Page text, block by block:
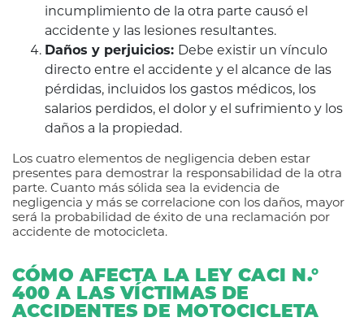
incumplimiento de la otra parte causó el
accidente y las lesiones resultantes.
Daños y perjuicios: Debe existir un vínculo
directo entre el accidente y el alcance de las
pérdidas, incluidos los gastos médicos, los
salarios perdidos, el dolor y el sufrimiento y los
daños a la propiedad.
Los cuatro elementos de negligencia deben estar
presentes para demostrar la responsabilidad de la otra
parte. Cuanto más sólida sea la evidencia de
negligencia y más se correlacione con los daños, mayor
será la probabilidad de éxito de una reclamación por
accidente de motocicleta.
CÓMO AFECTA LA LEY CACI N.°
400 A LAS VÍCTIMAS DE
ACCIDENTES DE MOTOCICLETA